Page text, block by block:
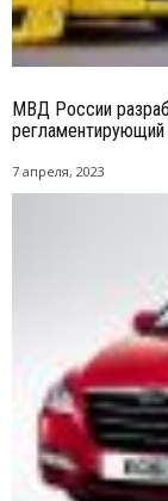
МВД России
регламентирующий
7 апреля, 2023